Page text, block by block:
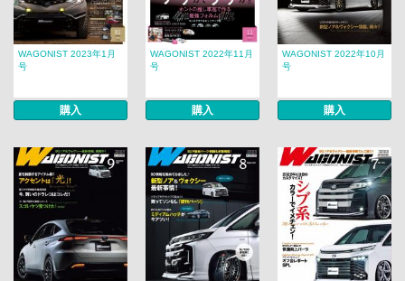
WAGONIST 2023年1月
号
購入
WAGONIST 2022年11月
号
購入
WAGONIST 2022年10月
号
購入